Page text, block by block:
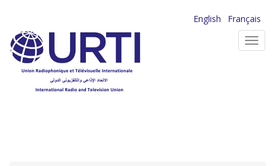
contenu
principal
English
Français